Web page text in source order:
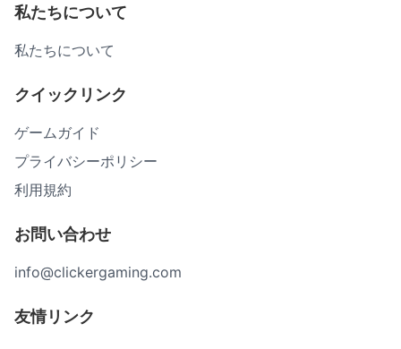
私たちについて
私たちについて
クイックリンク
ゲームガイド
プライバシーポリシー
利用規約
お問い合わせ
info@clickergaming.com
友情リンク